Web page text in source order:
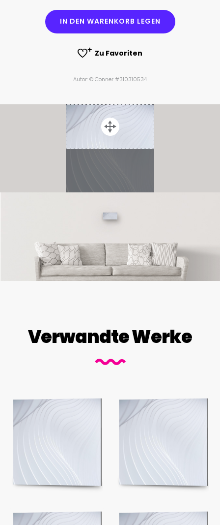
IN DEN WARENKORB LEGEN
Zu Favoriten
Autor: © Conner #310310534
Verwandte Werke